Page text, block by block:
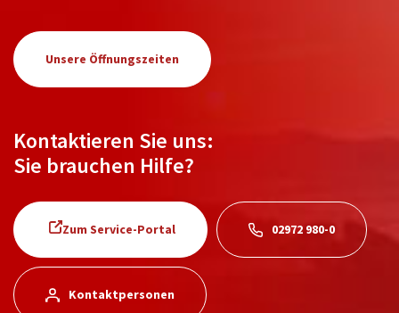
Unsere Öffnungszeiten
Kontaktieren Sie uns:
Sie brauchen Hilfe?
Zum Service-Portal 02972 980-0
Kontaktpersonen